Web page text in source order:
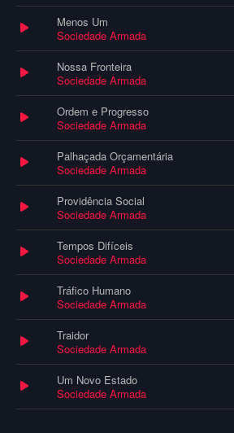
Menos Um
Sociedade Armada
Nossa Fronteira
Sociedade Armada
Ordem e Progresso
Sociedade Armada
Palhaçada Orçamentária
Sociedade Armada
Providência Social
Sociedade Armada
Tempos Difíceis
Sociedade Armada
Tráfico Humano
Sociedade Armada
Traidor
Sociedade Armada
Um Novo Estado
Sociedade Armada